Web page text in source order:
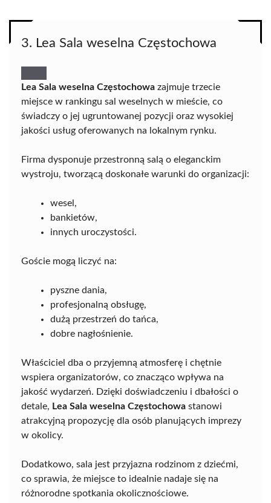
3. Lea Sala weselna Częstochowa
Lea Sala weselna Częstochowa zajmuje trzecie
miejsce w rankingu sal weselnych w mieście, co
świadczy o jej ugruntowanej pozycji oraz wysokiej
jakości usług oferowanych na lokalnym rynku.
Firma dysponuje przestronną salą o eleganckim
wystroju, tworzącą doskonałe warunki do organizacji:
wesel,
bankietów,
innych uroczystości.
Goście mogą liczyć na:
pyszne dania,
profesjonalną obsługę,
dużą przestrzeń do tańca,
dobre nagłośnienie.
Właściciel dba o przyjemną atmosferę i chętnie
wspiera organizatorów, co znacząco wpływa na
jakość wydarzeń. Dzięki doświadczeniu i dbałości o
detale, Lea Sala weselna Częstochowa stanowi
atrakcyjną propozycję dla osób planujących imprezy
w okolicy.
Dodatkowo, sala jest przyjazna rodzinom z dziećmi,
co sprawia, że miejsce to idealnie nadaje się na
różnorodne spotkania okolicznościowe.